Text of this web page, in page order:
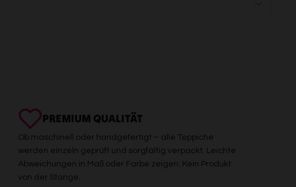
PREMIUM QUALITÄT
Ob maschinell oder handgefertigt – alle Teppiche
werden einzeln geprüft und sorgfältig verpackt. Leichte
Abweichungen in Maß oder Farbe zeigen: Kein Produkt
von der Stange.